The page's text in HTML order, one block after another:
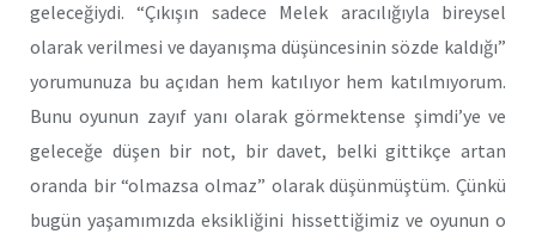
geleceğiydi. “Çıkışın sadece Melek aracılığıyla bireysel
olarak verilmesi ve dayanışma düşüncesinin sözde kaldığı”
yorumunuza bu açıdan hem katılıyor hem katılmıyorum.
Bunu oyunun zayıf yanı olarak görmektense şimdi’ye ve
geleceğe düşen bir not, bir davet, belki gittikçe artan
oranda bir “olmazsa olmaz” olarak düşünmüştüm. Çünkü
bugün yaşamımızda eksikliğini hissettiğimiz ve oyunun o